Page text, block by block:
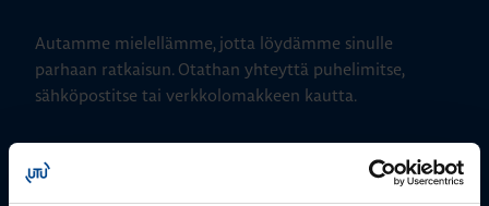
Autamme mielellämme, jotta löydämme sinulle
parhaan ratkaisun. Otathan yhteyttä puhelimitse,
sähköpostitse tai verkkolomakkeen kautta.